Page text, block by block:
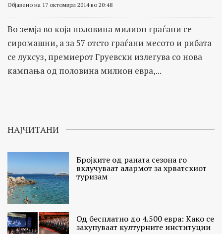
Објавено на 17 октомври 2014 во 20:48
Во земја во која половина милион граѓани се
сиромашни, а за 57 отсто граѓани месото и рибата
се луксуз, премиерот Груевски излегува со нова
кампања од половина милион евра,...
НАЈЧИТАНИ
Бројките од раната сезона го
вклучуваат алармот за хрватскиот
туризам
Од бесплатно до 4.500 евра: Како се
закупуваат културните институции